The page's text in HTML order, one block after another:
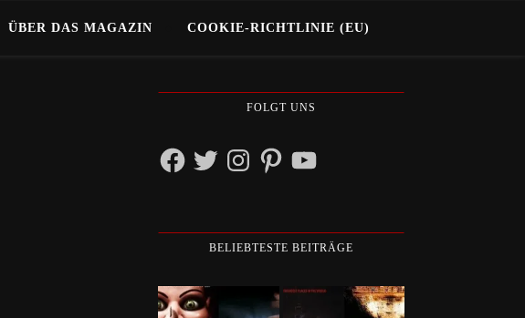
ÜBER DAS MAGAZIN COOKIE-RICHTLINIE (EU)
FOLGT UNS
FacebookTwitterInstagramPinterestYouTube
BELIEBTESTE BEITRÄGE